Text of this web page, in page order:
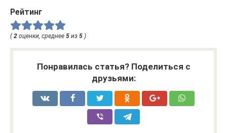
Рейтинг
(2 оценки, среднее 5 из 5 )
Понравилась статья? Поделиться с
друзьями: